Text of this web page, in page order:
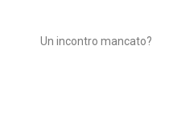
Un incontro mancato?